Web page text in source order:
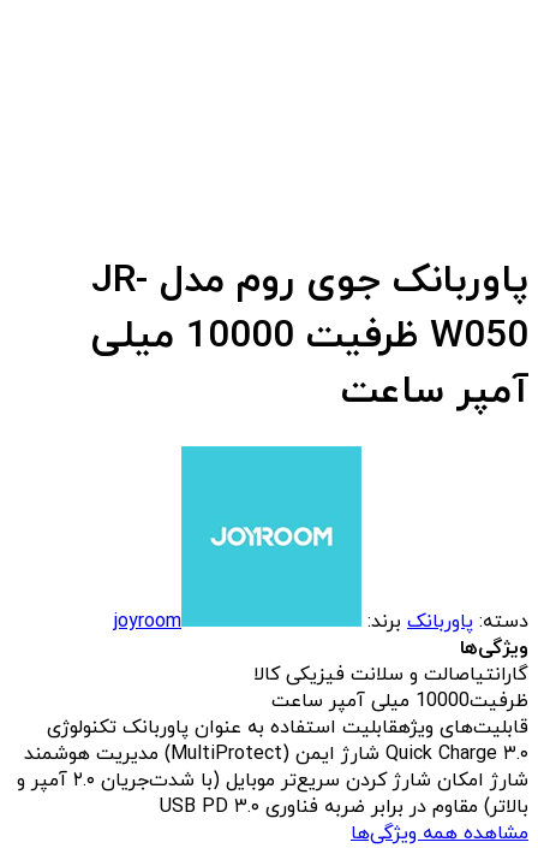
پاوربانک جوی روم مدل JR-
W050 ظرفیت 10000 میلی
آمپر ساعت
دسته: پاوربانک برند:
joyroom
ویژگی‌ها
گارانتیاصالت و سلانت فیزیکی کالا
ظرفیت10000 میلی آمپر ساعت
قابلیت‌های ویژهقابلیت استفاده به عنوان پاوربانک تکنولوژی
Quick Charge ۳.۰ شارژ ایمن (MultiProtect) مدیریت هوشمند
شارژ امکان شارژ کردن سریع‌تر موبایل (با شدت‌جریان ۲.۰ آمپر و
بالاتر) مقاوم در برابر ضربه فناوری USB PD ۳.۰
مشاهده همه ویژگی‌ها